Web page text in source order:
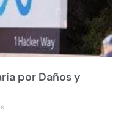
por Daños y